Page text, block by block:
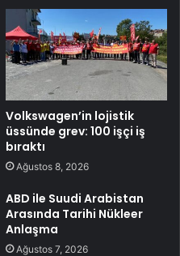
Volkswagen’in lojistik
üssünde grev: 100 işçi iş
bıraktı
Ağustos 8, 2026
ABD ile Suudi Arabistan
Arasında Tarihi Nükleer
Anlaşma
Ağustos 7, 2026